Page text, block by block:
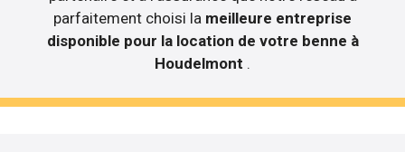
parfaitement choisi la meilleure entreprise
disponible pour la location de votre benne à
Houdelmont .